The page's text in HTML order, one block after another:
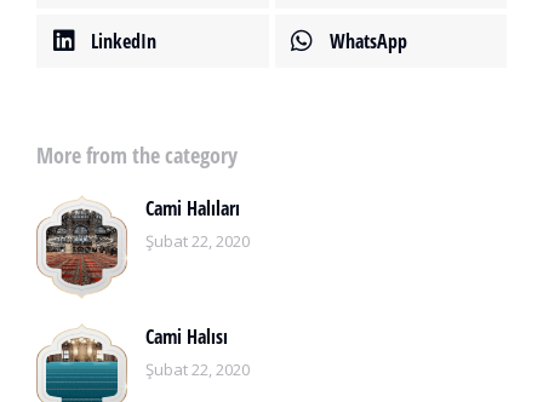
LinkedIn WhatsApp
More from the category
Cami Halıları
Şubat 22, 2020
Cami Halısı
Şubat 22, 2020